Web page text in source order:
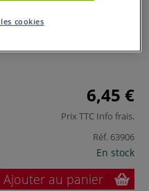
6,45 €
Prix TTC Info frais.
Réf. 63906
En stock
Ajouter au panier
cookies